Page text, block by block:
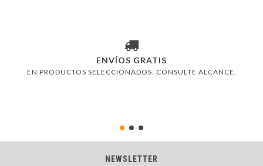
ENVÍOS GRATIS
EN PRODUCTOS SELECCIONADOS. CONSULTE ALCANCE.
NEWSLETTER